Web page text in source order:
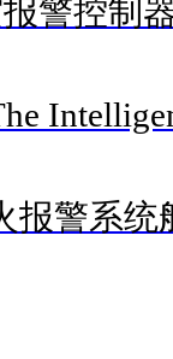
警控制
报警系统